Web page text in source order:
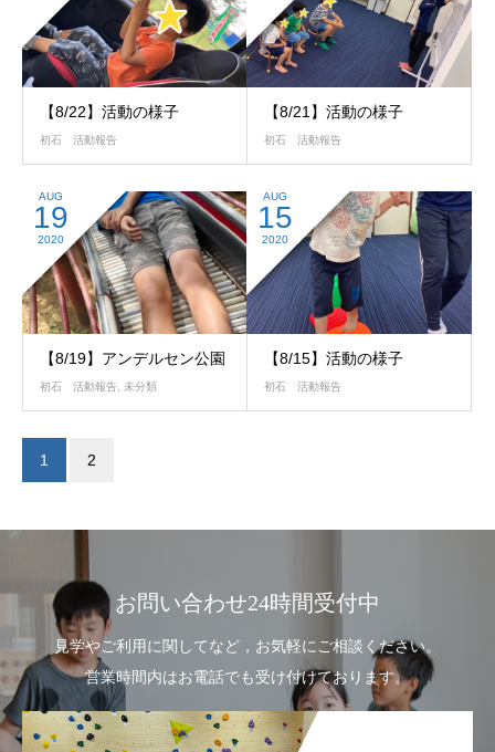
【8/22】活動の様子
初石 活動報告
【8/21】活動の様子
初石 活動報告
AUG
19
2020
【8/19】アンデルセン公園
初石 活動報告 未分類
AUG
15
2020
【8/15】活動の様子
初石 活動報告
1 2
お問い合わせ24時間受付中
見学やご利用に関してなど，お気軽にご相談ください。
営業時間内はお電話でも受け付けております。